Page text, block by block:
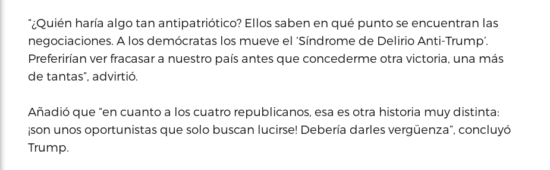
“¿Quién haría algo tan antipatriótico? Ellos saben en qué punto se encuentran las
negociaciones. A los demócratas los mueve el ‘Síndrome de Delirio Anti-Trump’.
Preferirían ver fracasar a nuestro país antes que concederme otra victoria, una más
de tantas”, advirtió.
Añadió que “en cuanto a los cuatro republicanos, esa es otra historia muy distinta:
¡son unos oportunistas que solo buscan lucirse! Debería darles vergüenza”, concluyó
Trump.